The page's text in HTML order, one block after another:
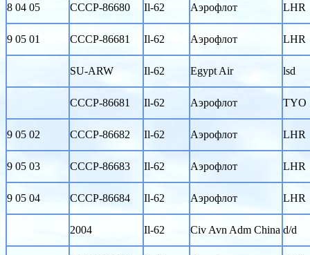
8 04 05 CCCP-86680 Il-62 Аэрофлот LHR
9 05 01 CCCP-86681 Il-62 Аэрофлот LHR
SU-ARW Il-62 Egypt Air lsd
CCCP-86681 Il-62 Аэрофлот TYO
9 05 02 CCCP-86682 Il-62 Аэрофлот LHR
9 05 03 CCCP-86683 Il-62 Аэрофлот LHR
9 05 04 CCCP-86684 Il-62 Аэрофлот LHR
2004 Il-62 Civ Avn Adm China d/d